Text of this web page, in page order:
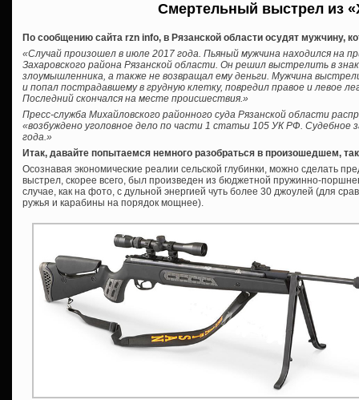
Смертельный выстрел из
По сообщению сайта rzn info, в Рязанской области осудят мужчину,
«Случай произошел в июле 2017 года. Пьяный мужчина находился на
Захаровского района Рязанской области. Он решил выстрелить в
злоумышленника, а также не возвращал ему деньги. Мужчина
и попал пострадавшему в грудную клетку, повредил правое и левое
Последний скончался на месте происшествия.»
Пресс-служба Михайловского районного суда Рязанской области
«возбуждено уголовное дело по части 1 статьи 105 УК РФ. Судебное
года.»
Итак, давайте попытаемся немного разобраться в произошедшем,
Осознавая экономические реалии сельской глубинки, можно сделать
выстрел, скорее всего, был произведен из бюджетной пружинно-
случае, как на фото, с дульной энергией чуть более 30 джоулей (для
ружья и карабины на порядок мощнее).